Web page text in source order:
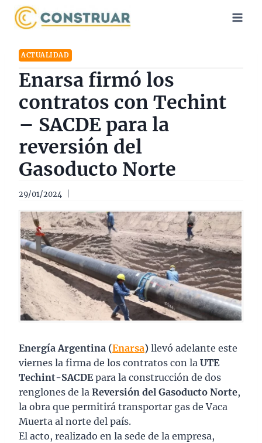
Saltar
ACTUALIDAD
Enarsa firmó los
contratos con Techint
– SACDE para la
reversión del
Gasoducto Norte
29/01/2024
Energía Argentina (Enarsa) llevó adelante este
viernes la firma de los contratos con la UTE
Techint-SACDEpara la construcción de dos
renglones de la Reversión del Gasoducto Norte,
la obra que permitirá transportar gas de Vaca
Muerta al norte del país.
El acto, realizado en la sede de la empresa,